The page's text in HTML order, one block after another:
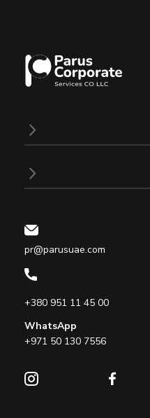
pr@parusuae.com
+380 951 11 45 00
WhatsApp
+971 50 130 7556